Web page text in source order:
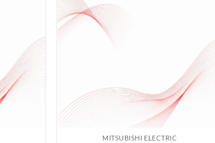
MITSUBISHI ELECTRIC